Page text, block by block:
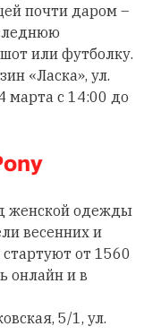
почти даром –
или футболку.
«Ласка», ул.
марта с 14:00 до
женской одежды
весенних и
от 1560
онлайн и в
5/1, ул.